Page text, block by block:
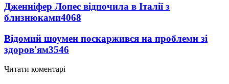
Дженніфер Лопес відпочила в Італії з
близнюками4068
Відомий шоумен поскаржився на проблеми зі
здоров'ям3546
Читати коментарі